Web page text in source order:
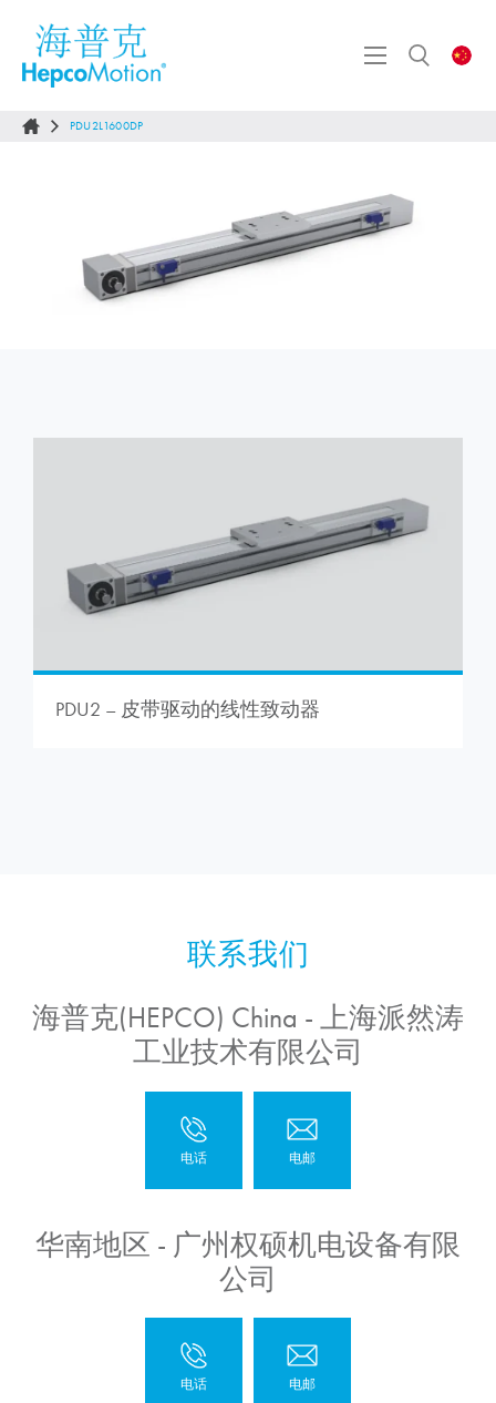
PDU2L1600DP
PDU2 – 皮带驱动的线性致动器
海普克(HEPCO) China - 上海派然涛
工业技术有限公司
华南地区 - 广州权硕机电设备有限
公司